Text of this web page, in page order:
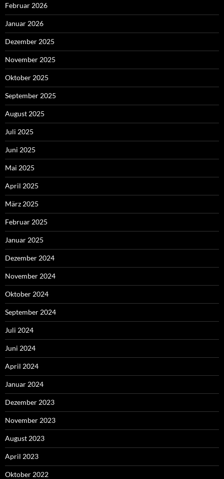
Februar 2026
Januar 2026
Dezember 2025
November 2025
Oktober 2025
September 2025
August 2025
Juli 2025
Juni 2025
Mai 2025
April 2025
März 2025
Februar 2025
Januar 2025
Dezember 2024
November 2024
Oktober 2024
September 2024
Juli 2024
Juni 2024
April 2024
Januar 2024
Dezember 2023
November 2023
August 2023
April 2023
Oktober 2022